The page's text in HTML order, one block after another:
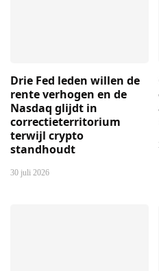
Drie Fed leden willen de
rente verhogen en de
Nasdaq glijdt in
correctieterritorium
terwijl crypto
standhoudt
30 juli 2026